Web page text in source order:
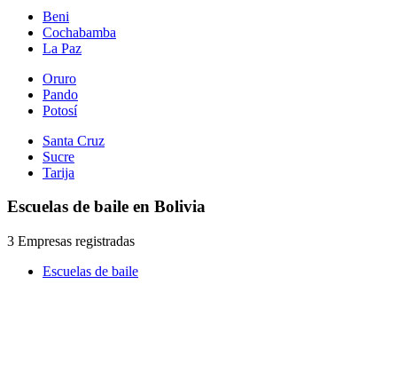
Beni
Cochabamba
La Paz
Oruro
Pando
Potosí
Santa Cruz
Sucre
Tarija
Escuelas de baile en Bolivia
3 Empresas registradas
Escuelas de baile